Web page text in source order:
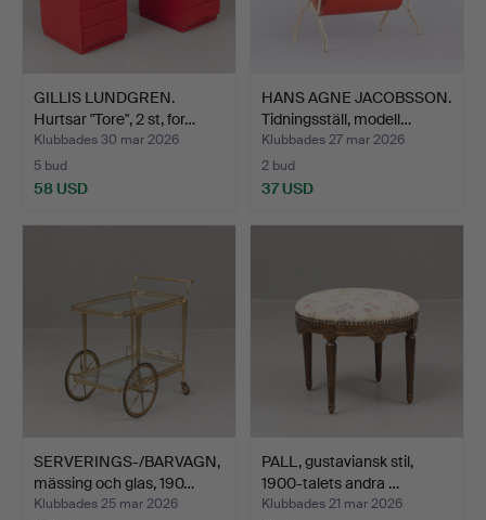
GILLIS LUNDGREN.
Hurtsar "Tore", 2 st, for…
Klubbades 30 mar 2026
5 bud
58 USD
HANS AGNE JACOBSSON.
Tidningsställ, modell…
Klubbades 27 mar 2026
2 bud
37 USD
SERVERINGS-/BARVAGN,
mässing och glas, 190…
Klubbades 25 mar 2026
PALL, gustaviansk stil,
1900-talets andra …
Klubbades 21 mar 2026